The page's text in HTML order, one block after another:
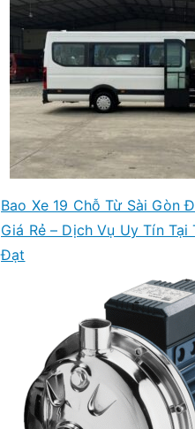
Bao Xe 19 Chỗ Từ Sài Gòn
Giá Rẻ – Dịch Vụ Uy Tín Tại
Đạt